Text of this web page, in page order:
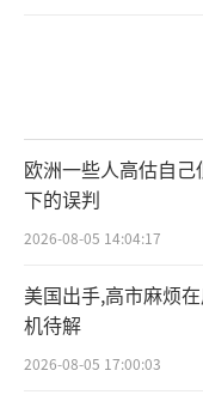
欧洲一些人高估自
下的误判
2026-08-05 14:04:17
美国出手,高市麻烦
机待解
2026-08-05 17:00:03